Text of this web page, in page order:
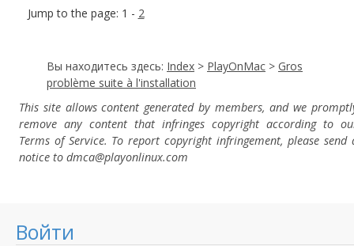
Войти
Jump to the page: 1 - 2
Вы находитесь здесь: Index > PlayOnMac > Gros
problème suite à l'installation
This site allows content generated by members, and we
remove any content that infringes copyright according to
Terms of Service. To report copyright infringement, please send
notice to dmca@playonlinux.com